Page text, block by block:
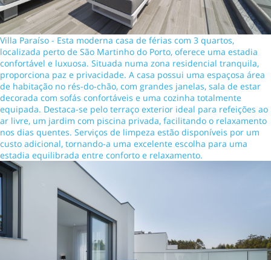
Villa Paraíso - Esta moderna casa de férias com 3 quartos,
localizada perto de São Martinho do Porto, oferece uma estadia
confortável e luxuosa. Situada numa zona residencial tranquila,
proporciona paz e privacidade. A casa possui uma espaçosa área
de habitação no rés-do-chão, com grandes janelas, sala de estar
decorada com sofás confortáveis e uma cozinha totalmente
equipada. Destaca-se pelo terraço exterior ideal para refeições ao
ar livre, um jardim com piscina privada, facilitando o relaxamento
nos dias quentes. Serviços de limpeza estão disponíveis por um
custo adicional, tornando-a uma excelente escolha para uma
estadia equilibrada entre conforto e relaxamento.